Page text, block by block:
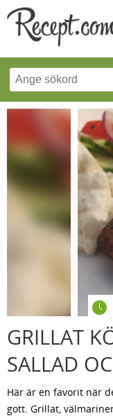
GRILLAT
SALLAD
Här är en favorit när
gott. Grillat,